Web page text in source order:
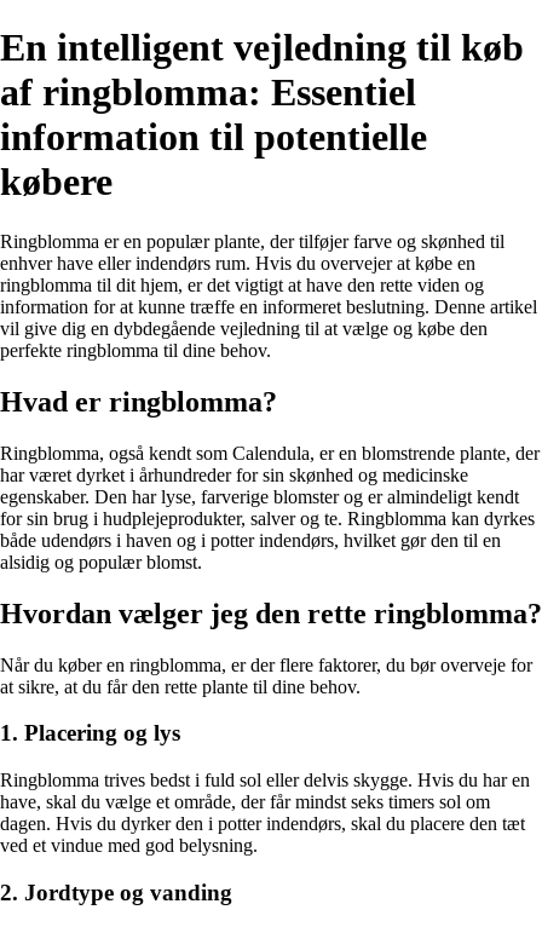
En intelligent vejledning til køb
af ringblomma: Essentiel
information til potentielle
købere
Ringblomma er en populær plante, der tilføjer farve og skønhed til
enhver have eller indendørs rum. Hvis du overvejer at købe en
ringblomma til dit hjem, er det vigtigt at have den rette viden og
information for at kunne træffe en informeret beslutning. Denne artikel
vil give dig en dybdegående vejledning til at vælge og købe den
perfekte ringblomma til dine behov.
Hvad er ringblomma?
Ringblomma, også kendt som Calendula, er en blomstrende plante, der
har været dyrket i århundreder for sin skønhed og medicinske
egenskaber. Den har lyse, farverige blomster og er almindeligt kendt
for sin brug i hudplejeprodukter, salver og te. Ringblomma kan dyrkes
både udendørs i haven og i potter indendørs, hvilket gør den til en
alsidig og populær blomst.
Hvordan vælger jeg den rette ringblomma?
Når du køber en ringblomma, er der flere faktorer, du bør overveje for
at sikre, at du får den rette plante til dine behov.
1. Placering og lys
Ringblomma trives bedst i fuld sol eller delvis skygge. Hvis du har en
have, skal du vælge et område, der får mindst seks timers sol om
dagen. Hvis du dyrker den i potter indendørs, skal du placere den tæt
ved et vindue med god belysning.
2. Jordtype og vanding